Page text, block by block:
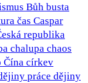
Bůh busta
čas Caspar
republika
chalupa chaos
Čína církev
práce dějiny